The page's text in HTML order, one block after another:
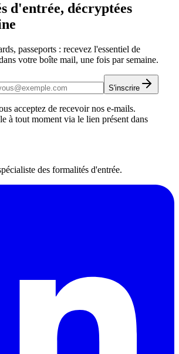
d'entrée, décryptées
passeports : recevez l'essentiel de
votre boîte mail, une fois par semaine.
S'inscrire
acceptez de recevoir nos e-mails.
à tout moment via le lien présent dans
des formalités d'entrée.